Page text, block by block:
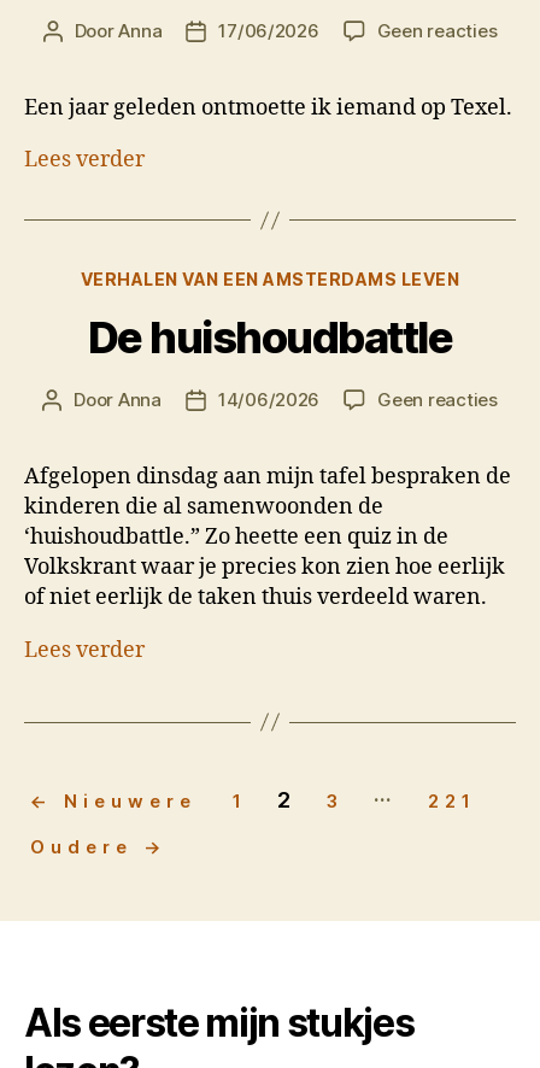
Berichtauteur
DoorAnna Berichtdatum
17/06/2026 Geen reactiesop
Een jaar geleden ontmoette ik iemand op Texel.
Lees verder
Categorieën
VERHALEN VAN EEN AMSTERDAMS LEVEN
De huishoudbattle
Berichtauteur
Door Anna Berichtdatum
14/06/2026 Geen reactiesop
Afgelopen dinsdag aan mijn tafel bespraken de
kinderen die al samenwoonden de
‘huishoudbattle.” Zo heette een quiz in de
Volkskrant waar je precies kon zien hoe eerlijk
of niet eerlijk de taken thuis verdeeld waren.
Lees verder
Berichten
paginering
← Nieuwere 1 2 3 …
221
Oudere
→
Als eerste mijn stukjes